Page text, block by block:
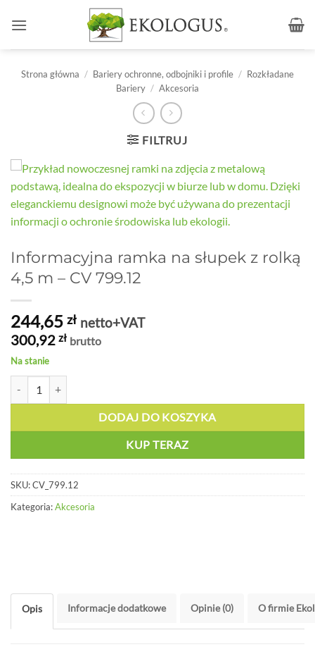
Strona główna / Bariery ochronne, odbojniki i profile / Rozkładane
Bariery / Akcesoria
FILTRUJ
Informacyjna ramka na słupek z rolką
4,5 m – CV 799.12
244,65 zł netto+VAT
300,92 zł brutto
Na stanie
DODAJ DO KOSZYKA
KUP TERAZ
SKU:CV_799.12
Kategoria:Akcesoria
Opis Informacje dodatkowe Opinie (0) O firmie